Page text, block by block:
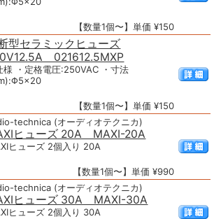
【数量1個〜】単価 ¥150
型セラミックヒューズ
021612.5MXP
・定格電圧:250VAC ・寸法
【数量1個〜】単価 ¥150
technica (オーディオテクニカ)
ヒューズ 20A MAXI-20A
ヒューズ 2個入り 20A
【数量1個〜】単価 ¥990
technica (オーディオテクニカ)
ヒューズ 30A MAXI-30A
ヒューズ 2個入り 30A